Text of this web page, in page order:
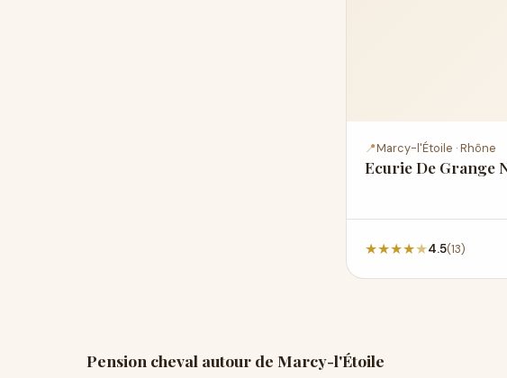
📍Marcy-l'Étoile · Rhône
Ecurie De Grange
★★★★★4.5(13)
Pension cheval autour de Marcy-l'Étoile